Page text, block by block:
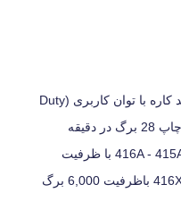
M479fnw یک دستگاه لیزری رنگی چند کاره با توان کاربری (Duty
cycle) ماهانه 50,000 برگ و سرعت چاپ 28 برگ در دقیقه
می‌باشد. کارتریج مناسب آن 416A - 415A - 414A با ظرفیت
2,100 برگ، کارتریج 416X - 415X - 414X باظرفیت 6,000 برگ